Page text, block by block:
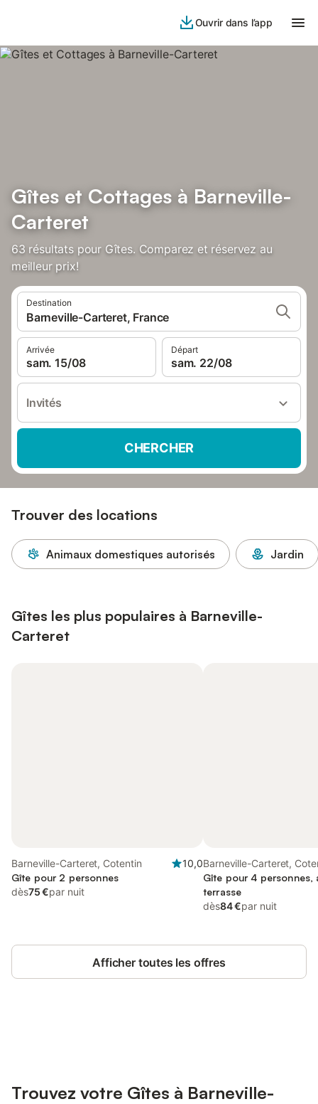
Ouvrir dans l’app
Gîtes et Cottages à Barneville-
Carteret
63 résultats pour Gîtes. Comparez et réservez au
meilleur prix!
Destination
Barneville-Carteret, France
Arrivée
sam. 15/08
Départ
sam. 22/08
Invités
CHERCHER
Trouver des locations
Animaux domestiques autorisés Jardin
Gîtes les plus populaires à Barneville-
Carteret
Barneville-Carteret, Cotentin
10,0
Gîte pour 2 personnes
dès75 €par nuit
Barneville-Carteret,
Gîte pour 4 personnes,
terrasse
dès84 €par nuit
Afficher toutes les offres
Trouvez votre Gîtes à Barneville-